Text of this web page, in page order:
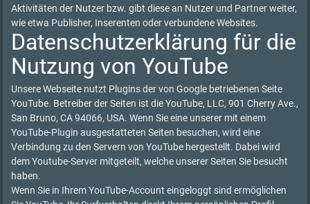
Aktivitäten der Nutzer bzw. gibt diese an Nutzer und Partner weiter,
wie etwa Publisher, Inserenten oder verbundene Websites.
Datenschutzerklärung für die
Nutzung von YouTube
Unsere Webseite nutzt Plugins der von Google betriebenen Seite
YouTube. Betreiber der Seiten ist die YouTube, LLC, 901 Cherry Ave.,
San Bruno, CA 94066, USA. Wenn Sie eine unserer mit einem
YouTube-Plugin ausgestatteten Seiten besuchen, wird eine
Verbindung zu den Servern von YouTube hergestellt. Dabei wird
dem Youtube-Server mitgeteilt, welche unserer Seiten Sie besucht
haben.
Wenn Sie in Ihrem YouTube-Account eingeloggt sind ermöglichen